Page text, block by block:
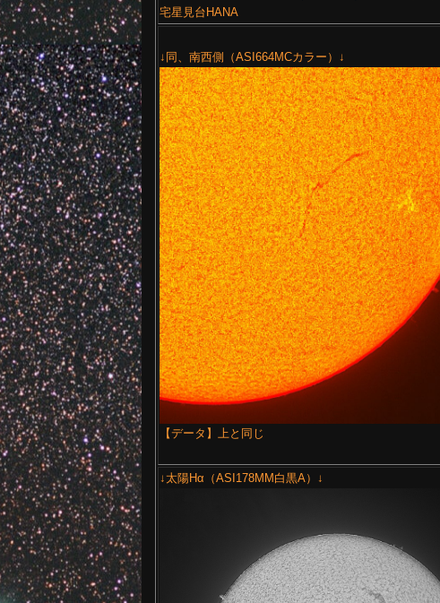
宅星見台HANA
↓同、南西側（ASI664MCカラー）↓
【データ】上と同じ
↓太陽Hα（ASI178MM白黒A）↓